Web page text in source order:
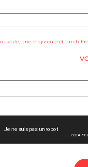
une majuscule et un chiffre